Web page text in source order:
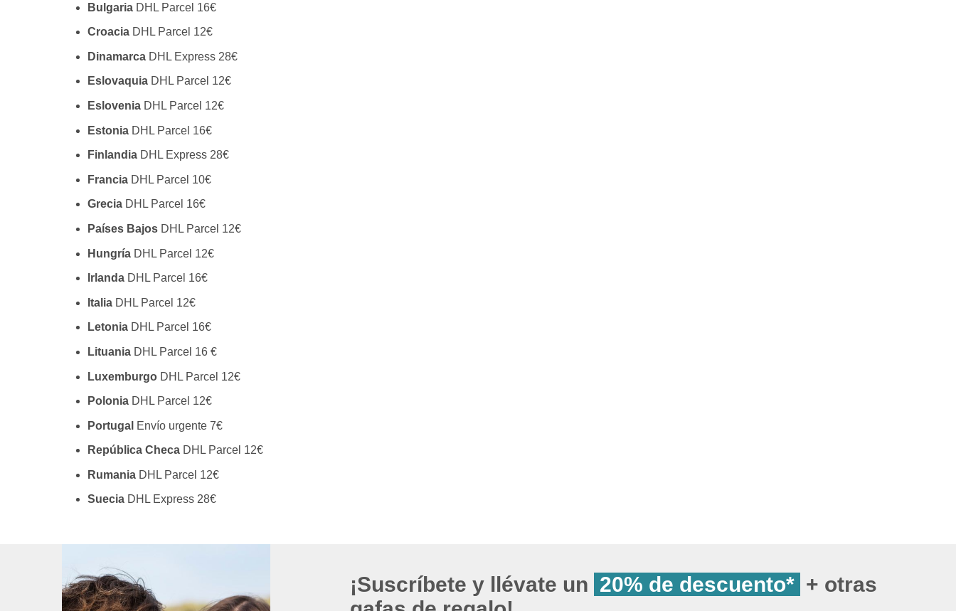
BulgariaDHL Parcel 16€
CroaciaDHL Parcel 12€
DinamarcaDHL Express 28€
EslovaquiaDHL Parcel 12€
EsloveniaDHL Parcel 12€
EstoniaDHL Parcel 16€
FinlandiaDHL Express 28€
FranciaDHL Parcel 10€
GreciaDHL Parcel 16€
Países BajosDHL Parcel 12€
HungríaDHL Parcel 12€
IrlandaDHL Parcel 16€
ItaliaDHL Parcel 12€
LetoniaDHL Parcel 16€
LituaniaDHL Parcel 16 €
LuxemburgoDHL Parcel 12€
PoloniaDHL Parcel 12€
Portugal Envío urgente 7€
República ChecaDHL Parcel 12€
RumaniaDHL Parcel 12€
SueciaDHL Express 28€
¡Suscríbete y llévate un 20% de descuento* + otras